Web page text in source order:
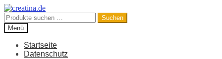
Zur
Navigation
springen
Zum
Inhalt
springen
Suchen
nach:
Suchen
Menü
Startseite
Datenschutz